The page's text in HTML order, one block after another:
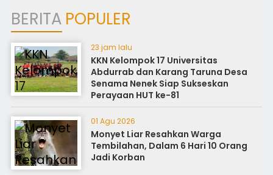
BERITA POPULER
23 jam lalu
KKN Kelompok 17 Universitas
Abdurrab dan Karang Taruna Desa
Senama Nenek Siap Sukseskan
Perayaan HUT ke-81
01 Agu 2026
Monyet Liar Resahkan Warga
Tembilahan, Dalam 6 Hari 10 Orang
Jadi Korban